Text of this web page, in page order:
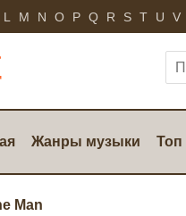
L M N O P Q R S T U V
Жанры музыки Топ
Man